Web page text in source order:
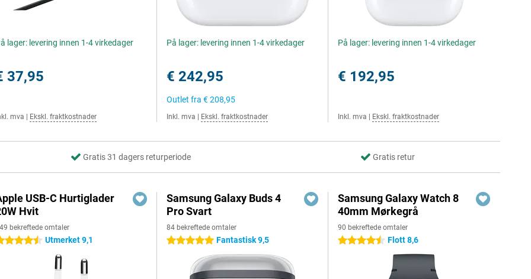
lager: levering innen 1-4 virkedager
37,95
mva Ekskl. fraktkostnader
På lager: levering innen 1-4 virkedager
€ 242,95
Outlet fra€ 208,95
Inkl. mva Ekskl. fraktkostnader
På lager: levering innen 1-4 virkedager
€ 192,95
Inkl. mva Ekskl. fraktkostnader
Gratis 31 dagers returperiode Gratis retur
USB-C Hurtiglader
Hvit
bekreftede omtaler
stjerner Utmerket 9,1
Samsung Galaxy Buds 4
Pro Svart
84 bekreftede omtaler
5 stjerner Fantastisk 9,5
Samsung Galaxy Watch 8
40mm Mørkegrå
90 bekreftede omtaler
4.5 stjerner Flott 8,6